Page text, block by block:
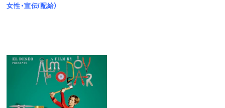
女性・宣伝/配給）